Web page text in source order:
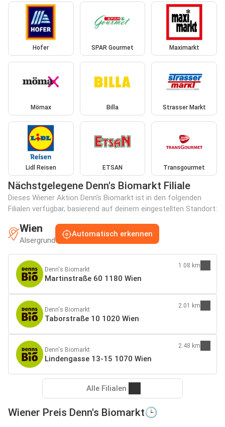
Hofer SPAR Gourmet Maximarkt
Mömax Billa Strasser Markt
Lidl Reisen ETSAN Transgourmet
Nächstgelegene Denn's Biomarkt Filiale
Dieses Wiener Aktion Denn's Biomarkt ist in den folgenden
Filialen verfügbar, basierend auf deinem eingestellten Standort:
Wien
Alsergrund
Automatisch erkennen
Denn's Biomarkt
Martinstraße 60 1180 Wien
1.08 km
Denn's Biomarkt
Taborstraße 10 1020 Wien
2.01 km
Denn's Biomarkt
Lindengasse 13-15 1070 Wien
2.48 km
Alle Filialen
Wiener Preis Denn's Biomarkt🕒